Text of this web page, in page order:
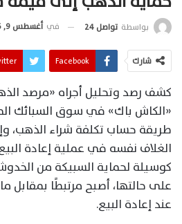
بواسطة تواصل 24 في أغسطس 9, 2026
شارك Facebook
كشف رصد وتحليل أجراه «مرصد
«الكاش باك» في سوق السبائك
طريقة حساب تكلفة شراء الذهب،
الغلاف نفسه في عملية إعادة
كوسيلة لحماية السبيكة من
على حالتها، أصبح مرتبطًا بمقابل
عند إعادة البيع.